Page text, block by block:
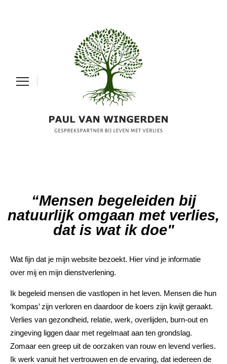
“Mensen begeleiden bij
natuurlijk omgaan met verlies,
dat is wat ik doe"
Wat fijn dat je mijn website bezoekt. Hier vind je informatie
over mij en mijn dienstverlening.
Ik begeleid mensen die vastlopen in het leven. Mensen die hun
‘kompas’ zijn verloren en daardoor de koers zijn kwijt geraakt.
Verlies van gezondheid, relatie, werk, overlijden, burn-out en
zingeving liggen daar met regelmaat aan ten grondslag.
Zomaar een greep uit de oorzaken van rouw en levend verlies.
Ik werk vanuit het vertrouwen en de ervaring, dat iedereen de